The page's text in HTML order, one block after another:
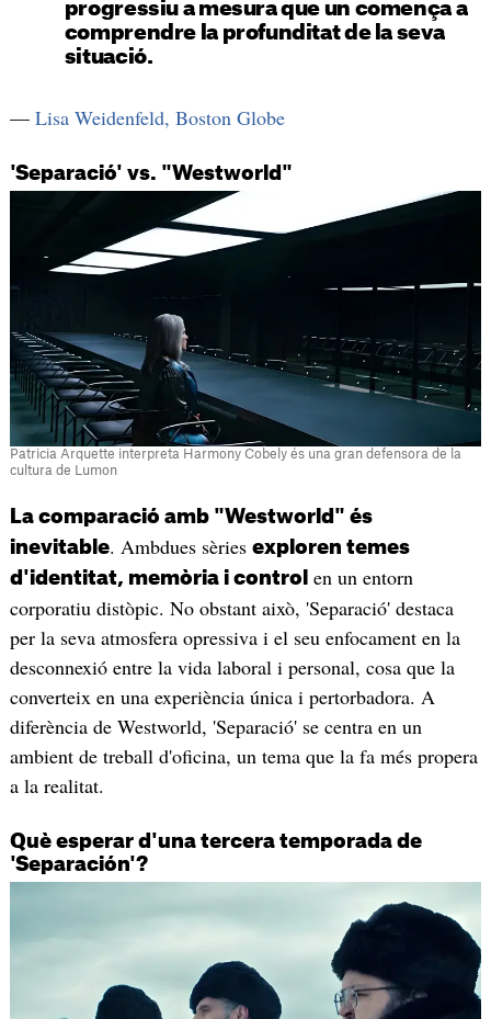
progressiu a mesura que un comença a
comprendre la profunditat de la seva
situació.
— Lisa Weidenfeld, Boston Globe
'Separació' vs. "Westworld"
Patricia Arquette interpreta Harmony Cobely és una gran defensora de la
cultura de Lumon
La comparació amb "Westworld" és
inevitable. Ambdues sèries exploren temes
d'identitat, memòria i control en un entorn
corporatiu distòpic. No obstant això, 'Separació' destaca
per la seva atmosfera opressiva i el seu enfocament en la
desconnexió entre la vida laboral i personal, cosa que la
converteix en una experiència única i pertorbadora. A
diferència de Westworld, 'Separació' se centra en un
ambient de treball d'oficina, un tema que la fa més propera
a la realitat.
Què esperar d'una tercera temporada de
'Separación'?